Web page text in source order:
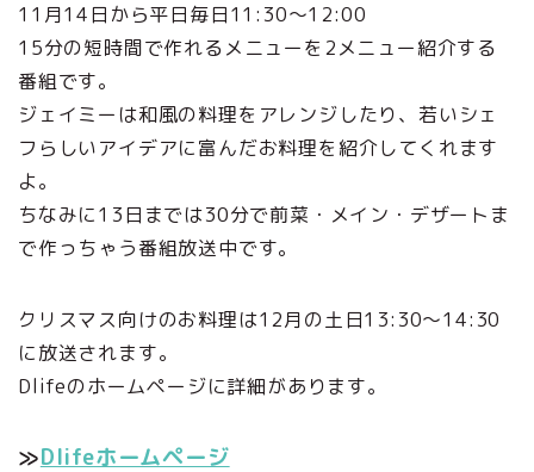
11月14日から平日毎日11:30～12:00
15分の短時間で作れるメニューを2メニュー紹介する
番組です。
ジェイミーは和風の料理をアレンジしたり、若いシェ
フらしいアイデアに富んだお料理を紹介してくれます
よ。
ちなみに13日までは30分で前菜・メイン・デザートま
で作っちゃう番組放送中です。
クリスマス向けのお料理は12月の土日13:30～14:30
に放送されます。
Dlifeのホームページに詳細があります。
≫Dlifeホームページ